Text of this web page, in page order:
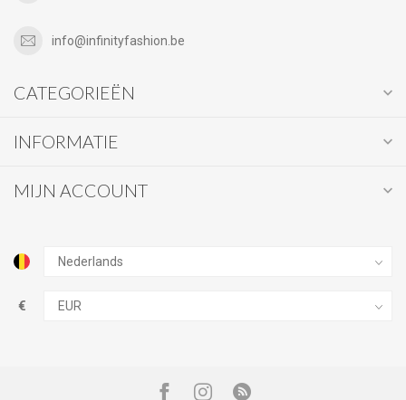
info@infinityfashion.be
CATEGORIEËN
INFORMATIE
MIJN ACCOUNT
€